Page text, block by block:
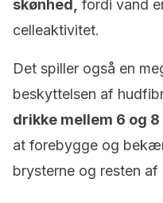
skønhed, fordi vand
celleaktivitet.
Det spiller også en
beskyttelsen af
drikke mellem 6 og
at forebygge og
brysterne og resten af